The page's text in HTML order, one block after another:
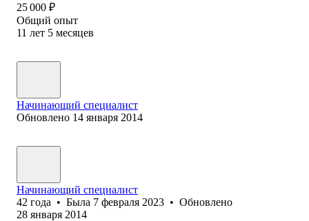
25 000 ₽
Общий опыт
11 лет 5 месяцев
Начинающий специалист
Обновлено 14 января 2014
Начинающий специалист
42 года • Была 7 февраля 2023 • Обновлено
28 января 2014